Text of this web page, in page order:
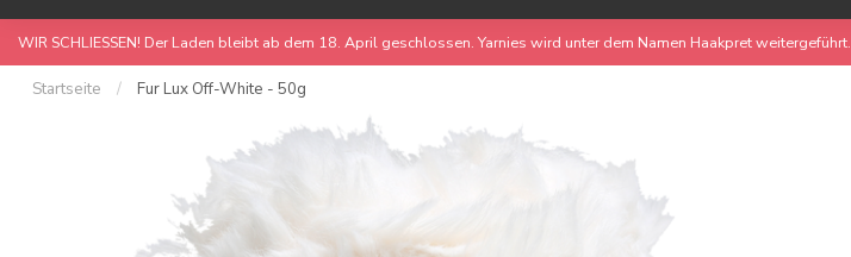
WIR SCHLIESSEN! Der Laden bleibt ab dem 18. April geschlossen. Yarnies wird unter dem Namen Haakpret weitergeführt.
Startseite / Fur Lux Off-White - 50g